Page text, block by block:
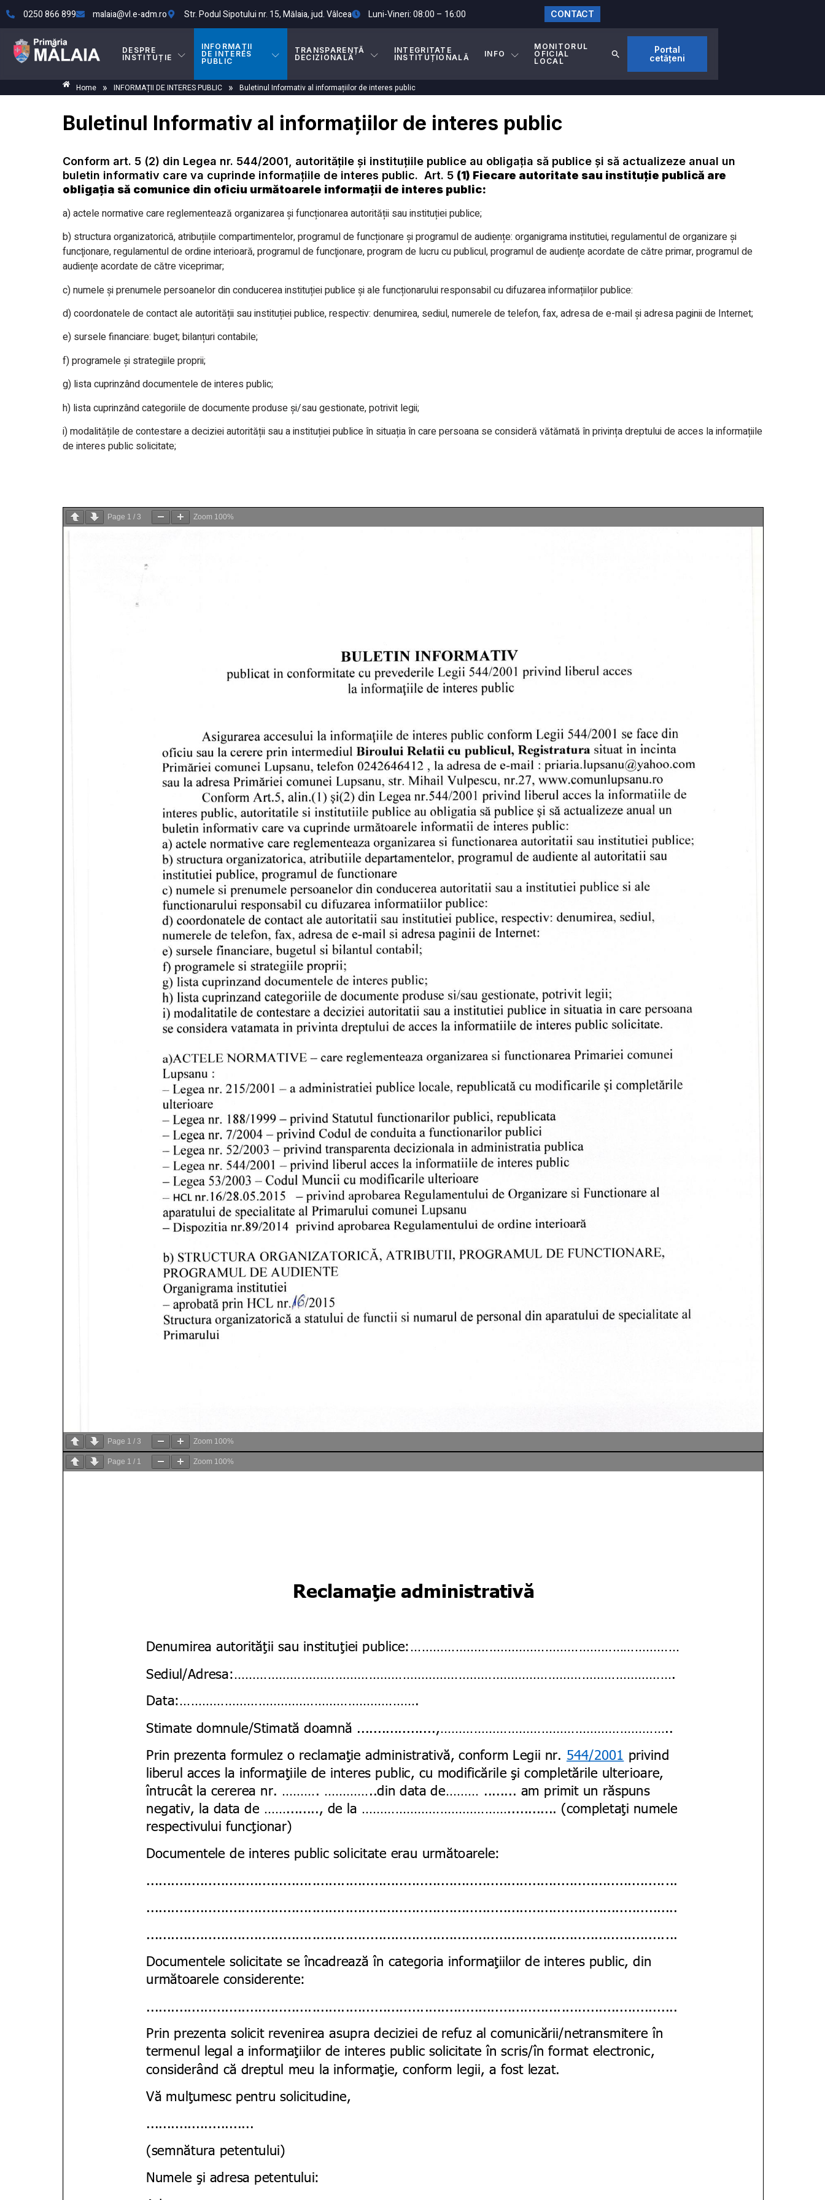
0250 866 899 malaia@vl.e-adm.ro Str. Podul Sipotului nr. 15, Mălaia, jud. Vâlcea Luni-Vineri: 08:00 – 16:00 CONTACT
DESPRE
INSTITUȚIE
INFORMAȚII
DE INTERES
PUBLIC
TRANSPARENȚĂ
DECIZIONALĂ
INTEGRITATE
INSTITUȚIONALĂ
INFO
MONITORUL
OFICIAL
LOCAL
Portal
cetățeni
Home » INFORMAȚII DE INTERES PUBLIC » Buletinul Informativ al informațiilor de interes public
Buletinul Informativ al informațiilor de interes public
Conform art. 5 (2) din Legea nr. 544/2001, autoritățile și instituțiile publice au obligația să publice și să actualizeze anual un
buletin informativ care va cuprinde informațiile de interes public. Art. 5 (1) Fiecare autoritate sau instituție publică are
obligația să comunice din oficiu următoarele informații de interes public:
a) actele normative care reglementează organizarea și funcționarea autorității sau instituției publice;
b) structura organizatorică, atribuțiile compartimentelor, programul de funcționare și programul de audiențe: organigrama institutiei, regulamentul de organizare şi
funcţionare, regulamentul de ordine interioară​, programul de funcţionare, program de lucru cu publicul, programul de audienţe acordate de către primar, programul de
audienţe acordate de către viceprimar;
c) numele şi prenumele persoanelor din conducerea instituției publice și ale funcționarului responsabil cu difuzarea informațiilor publice:
d) coordonatele de contact ale autorității sau instituției publice, respectiv: denumirea, sediul, numerele de telefon, fax, adresa de e-mail și adresa paginii de Internet;
e) sursele financiare: buget; bilanțuri contabile;
f) programele și strategiile proprii;
g) lista cuprinzând documentele de interes public;
h) lista cuprinzând categoriile de documente produse și/sau gestionate, potrivit legii;
i) modalitățile de contestare a deciziei autorității sau a instituției publice în situația în care persoana se consideră vătămată în privința dreptului de acces la informațiile
de interes public solicitate;
Page 1 / 3 Zoom 100%
Page 1 / 3 Zoom 100%
Page 1 / 1 Zoom 100%